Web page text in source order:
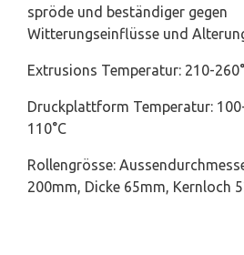
spröde und beständiger gegen
Witterungseinflüsse und
Extrusions Temperatur: 210-
Druckplattform Temperatur:
110°C
Rollengrösse:
200mm, Dicke 65mm, Kernloch